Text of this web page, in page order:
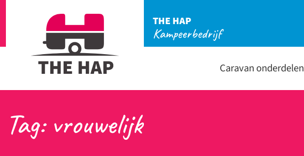
THE HAP
Kampeerbedrijf
Caravan onderdelen
Tag: vrouwelijk